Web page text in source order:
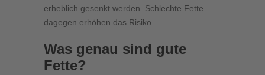
erheblich gesenkt werden. Schlechte Fette
dagegen erhöhen das Risiko.
Was genau sind gute
Fette?